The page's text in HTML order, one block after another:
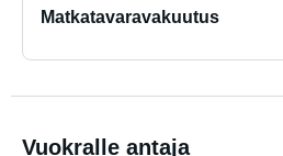
Matkatavaravakuutus
Vuokralle antaja